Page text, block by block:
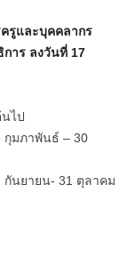
รูและบุคคลากร
การ ลงวันที่ 17
ไป
กุมภาพันธ์ – 30
นยายน- 31 ตุลาคม